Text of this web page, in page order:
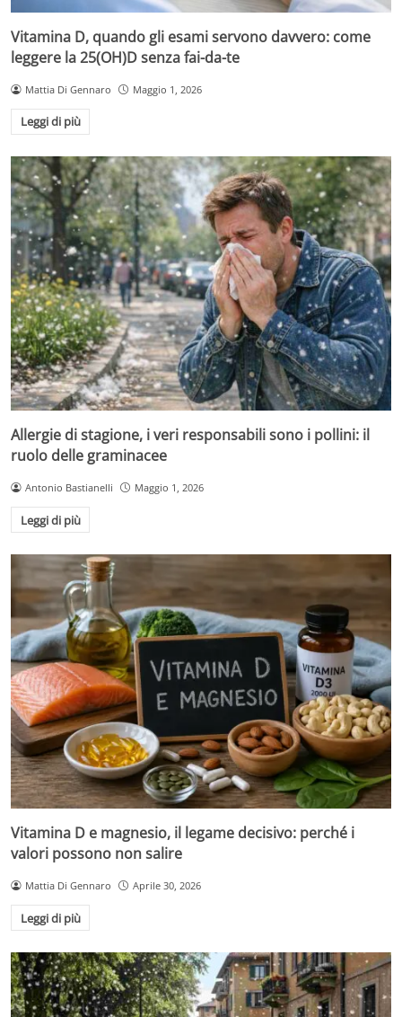
Vitamina D, quando gli esami servono davvero: come
leggere la 25(OH)D senza fai-da-te
Mattia Di Gennaro Maggio 1, 2026
Leggi di più
Allergie di stagione, i veri responsabili sono i pollini: il
ruolo delle graminacee
Antonio Bastianelli Maggio 1, 2026
Leggi di più
Vitamina D e magnesio, il legame decisivo: perché i
valori possono non salire
Mattia Di Gennaro Aprile 30, 2026
Leggi di più